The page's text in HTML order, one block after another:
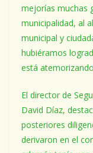
mejorías muchas
municipalidad, al
municipal y
hubiéramos
está
El director de
David Díaz,
posteriores
derivaron en el